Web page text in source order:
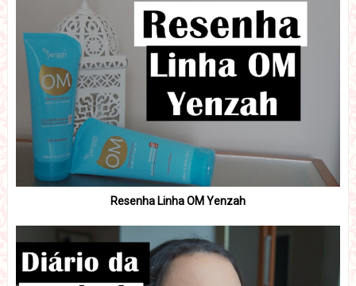
Resenha Linha OM Yenzah